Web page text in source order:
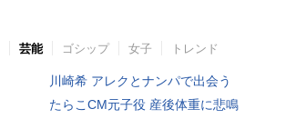
芸能 ゴシップ 女子 トレンド
川崎希 アレクとナンパで出会う
たらこCM元子役 産後体重に悲鳴